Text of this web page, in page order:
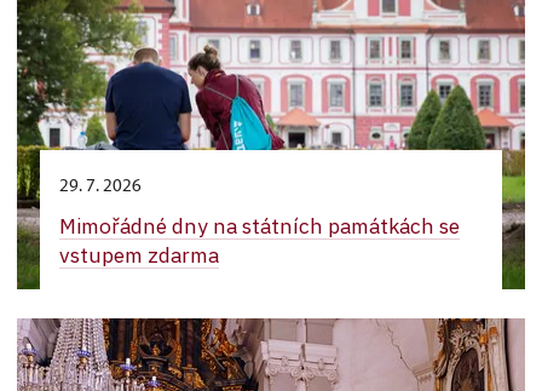
29. 7. 2026
Mimořádné dny na státních památkách se
vstupem zdarma